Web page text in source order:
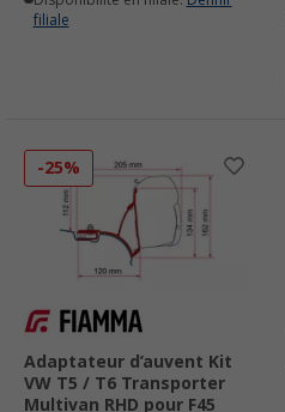
filiale
-25%
Adaptateur d’auvent Kit
VW T5 / T6 Transporter
Multivan RHD pour F45